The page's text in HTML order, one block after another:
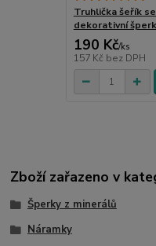
Truhlička šeřík
dekorativní
190 Kč/ks
157 Kč bez DPH
Zboží zařazeno v
Šperky z minerálů
Náramky